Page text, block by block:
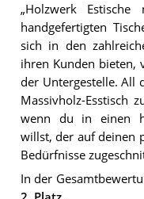
„Holzwerk
handgefertigten
sich in den
ihren Kunden bieten,
der Untergestelle. All
Massivholz-Esstisch
wenn du in einen
willst, der auf deinen
Bedürfnisse
In der